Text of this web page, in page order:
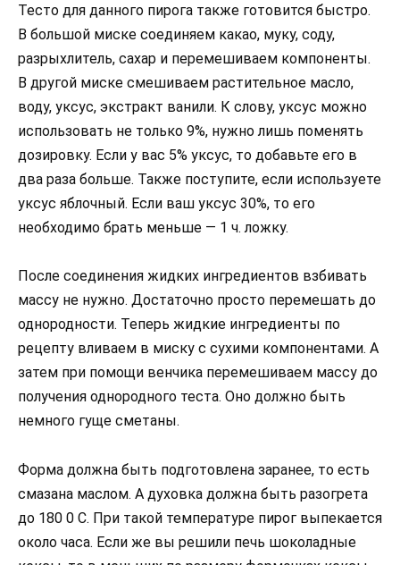
Тесто для данного пирога также готовится быстро.
В большой миске соединяем какао, муку, соду,
разрыхлитель, сахар и перемешиваем компоненты.
В другой миске смешиваем растительное масло,
воду, уксус, экстракт ванили. К слову, уксус можно
использовать не только 9%, нужно лишь поменять
дозировку. Если у вас 5% уксус, то добавьте его в
два раза больше. Также поступите, если используете
уксус яблочный. Если ваш уксус 30%, то его
необходимо брать меньше — 1 ч. ложку.
После соединения жидких ингредиентов взбивать
массу не нужно. Достаточно просто перемешать до
однородности. Теперь жидкие ингредиенты по
рецепту вливаем в миску с сухими компонентами. А
затем при помощи венчика перемешиваем массу до
получения однородного теста. Оно должно быть
немного гуще сметаны.
Форма должна быть подготовлена заранее, то есть
смазана маслом. А духовка должна быть разогрета
до 180 0 С. При такой температуре пирог выпекается
около часа. Если же вы решили печь шоколадные